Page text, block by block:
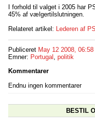
I forhold til valget i 2005 har
45% af vælgertilslutningen.
Relateret artikel: Lederen af
Publiceret May 12 2008, 06:58
Emner: Portugal , politik
Kommentarer
Endnu ingen kommentarer
BESTIL